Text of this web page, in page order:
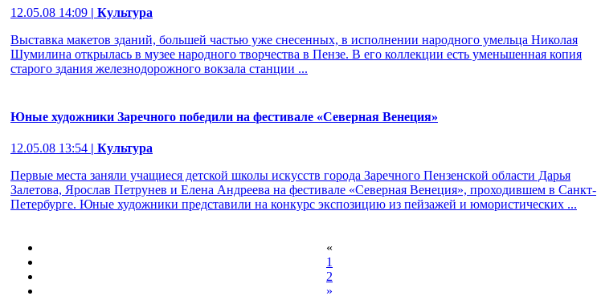
12.05.08 14:09 | Культура
Выставка макетов зданий, большей частью уже снесенных, в исполнении народного умельца Николая
Шумилина открылась в музее народного творчества в Пензе. В его коллекции есть уменьшенная копия
старого здания железнодорожного вокзала станции ...
Юные художники Заречного победили на фестивале «Северная Венеция»
12.05.08 13:54 | Культура
Первые места заняли учащиеся детской школы искусств города Заречного Пензенской области Дарья
Залетова, Ярослав Петрунев и Елена Андреева на фестивале «Северная Венеция», проходившем в Санкт-
Петербурге. Юные художники представили на конкурс экспозицию из пейзажей и юмористических ...
«
1
2
»